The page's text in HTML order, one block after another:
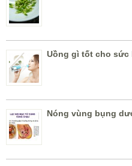
Uồng gì tốt cho sức
Nóng vùng bụng